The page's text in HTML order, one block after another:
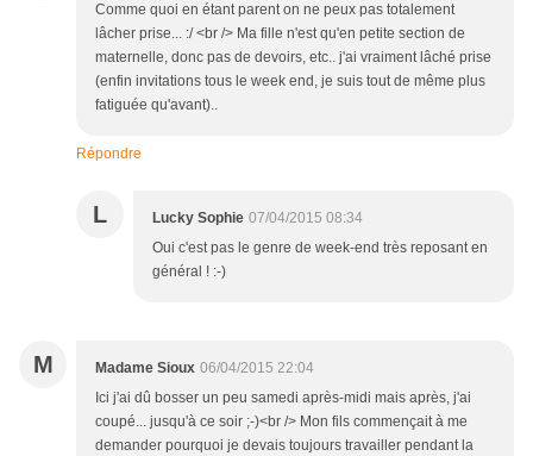
Comme quoi en étant parent on ne peux pas totalement
lâcher prise... :/ <br /> Ma fille n'est qu'en petite section de
maternelle, donc pas de devoirs, etc.. j'ai vraiment lâché prise
(enfin invitations tous le week end, je suis tout de même plus
fatiguée qu'avant)..
Répondre
L Lucky Sophie 07/04/2015 08:34
Oui c'est pas le genre de week-end très reposant en
général ! :-)
M Madame Sioux 06/04/2015 22:04
Ici j'ai dû bosser un peu samedi après-midi mais après, j'ai
coupé... jusqu'à ce soir ;-)<br /> Mon fils commençait à me
demander pourquoi je devais toujours travailler pendant la